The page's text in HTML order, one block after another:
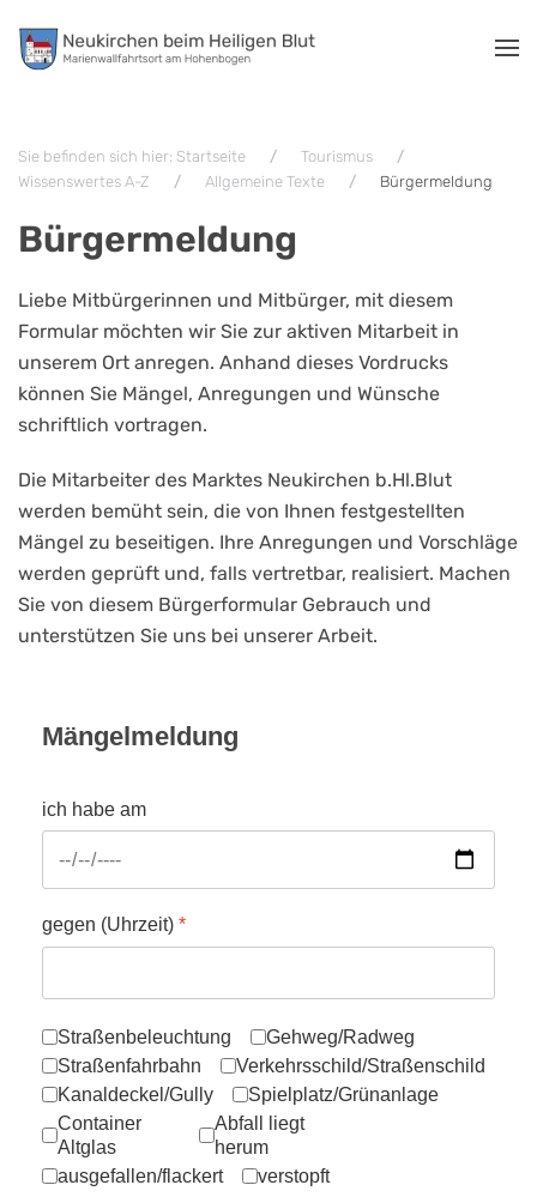
Zum Hauptinhalt springen
Sie befinden sich hier: Startseite
Tourismus
Wissenswertes A-Z
Allgemeine Texte Bürgermeldung
Bürgermeldung
Liebe Mitbürgerinnen und Mitbürger, mit diesem
Formular möchten wir Sie zur aktiven Mitarbeit in
unserem Ort anregen. Anhand dieses Vordrucks
können Sie Mängel, Anregungen und Wünsche
schriftlich vortragen.
Die Mitarbeiter des Marktes Neukirchen b.Hl.Blut
werden bemüht sein, die von Ihnen festgestellten
Mängel zu beseitigen. Ihre Anregungen und Vorschläge
werden geprüft und, falls vertretbar, realisiert. Machen
Sie von diesem Bürgerformular Gebrauch und
unterstützen Sie uns bei unserer Arbeit.
Mängelmeldung
ich habe am
gegen (Uhrzeit) *
folgende Mängel festgestellt:
Straßenbeleuchtung
Gehweg/Radweg
Straßenfahrbahn
Verkehrsschild/Straßenschild
Kanaldeckel/Gully
Spielplatz/Grünanlage
Container
Altglas
Abfall liegt
herum
ausgefallen/flackert
verstopft